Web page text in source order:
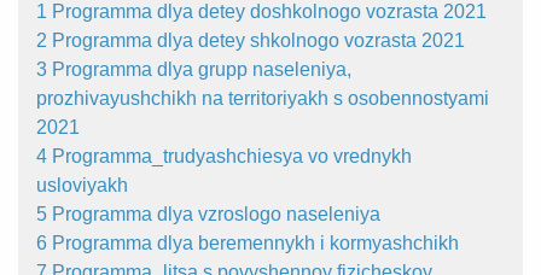
1 Programma dlya detey doshkolnogo vozrasta 2021
2 Programma dlya detey shkolnogo vozrasta 2021
3 Programma dlya grupp naseleniya,
prozhivayushchikh na territoriyakh s osobennostyami
2021
4 Programma_trudyashchiesya vo vrednykh
usloviyakh
5 Programma dlya vzroslogo naseleniya
6 Programma dlya beremennykh i kormyashchikh